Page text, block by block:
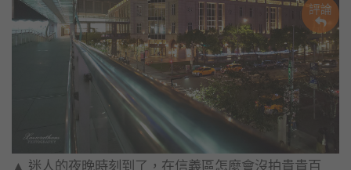
評論
▲ 迷人的夜晚時刻到了，在信義區怎麼會沒拍貴貴百